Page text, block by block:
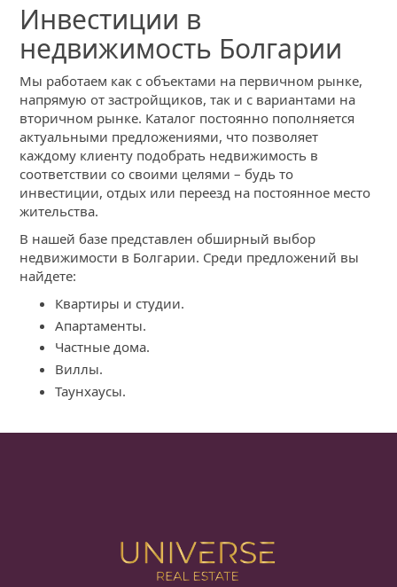
Инвестиции в
недвижимость Болгарии
Мы работаем как с объектами на первичном рынке,
напрямую от застройщиков, так и с вариантами на
вторичном рынке. Каталог постоянно пополняется
актуальными предложениями, что позволяет
каждому клиенту подобрать недвижимость в
соответствии со своими целями – будь то
инвестиции, отдых или переезд на постоянное место
жительства.
В нашей базе представлен обширный выбор
недвижимости в Болгарии. Среди предложений вы
найдете:
Квартиры и студии.
Апартаменты.
Частные дома.
Виллы.
Таунхаусы.